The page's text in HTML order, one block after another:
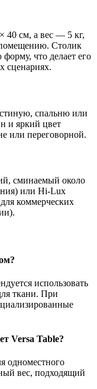
40 см, а вес — 5 кг,
помещению. Столик
что делает его
сценариях.
спальню или
и яркий цвет
или переговорной.
сминаемый около
или Hi-Lux
коммерческих
использовать
ткани. При
Versa Table?
одноместного
вес, подходящий